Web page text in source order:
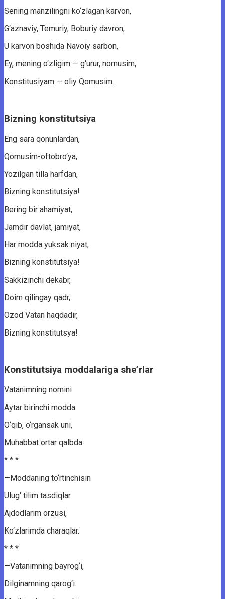
Sening manzilingni ko‘zlagan karvon,
G‘aznaviy, Temuriy, Boburiy davron,
U karvon boshida Navoiy sarbon,
Ey, mening o‘zligim — g‘urur, nomusim,
Konstitusiyam — oliy Qomusim.
Bizning konstitutsiya
Eng sara qonunlardan,
Qomusim-oftobro‘ya,
Yozilgan tilla harfdan,
Bizning konstitutsiya!
Bering bir ahamiyat,
Jamdir davlat, jamiyat,
Har modda yuksak niyat,
Bizning konstitutsiya!
Sakkizinchi dekabr,
Doim qilingay qadr,
Ozod Vatan haqdadir,
Bizning konstitutsya!
Konstitutsiya moddalariga she’rlar
Vatanimning nomini
Aytar birinchi modda.
O‘qib, o‘rgansak uni,
Muhabbat ortar qalbda.
* * *
—Moddaning to‘rtinchisin
Ulug‘ tilim tasdiqlar.
Ajdodlarim orzusi,
Ko‘zlarimda charaqlar.
* * *
—Vatanimning bayrog‘i,
Dilginamning qarog‘i.